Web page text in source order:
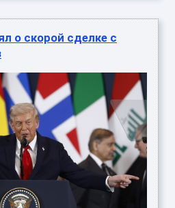
о скорой сделке с